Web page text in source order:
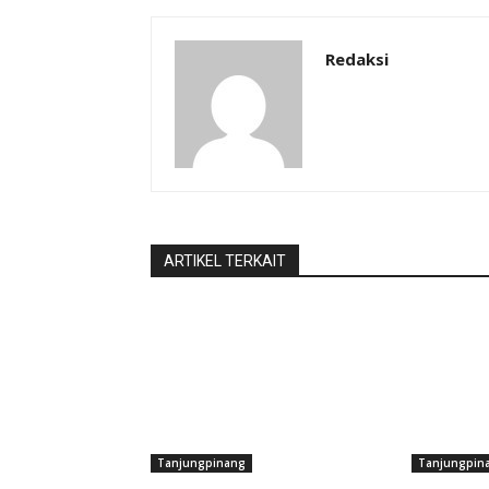
Redaksi
ARTIKEL TERKAIT
Tanjungpinang